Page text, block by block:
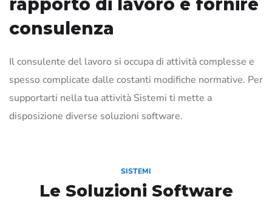
rapporto di lavoro e fornire
consulenza
Il consulente del lavoro si occupa di attività complesse e
spesso complicate dalle costanti modifiche normative. Per
supportarti nella tua attività Sistemi ti mette a
disposizione diverse soluzioni software.
SISTEMI
Le Soluzioni Software